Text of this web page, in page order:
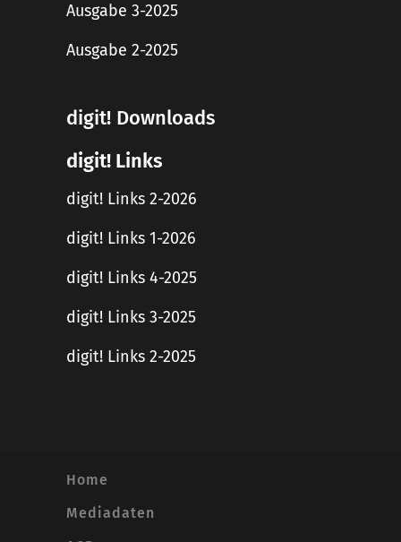
Ausgabe 3-2025
Ausgabe 2-2025
digit! Downloads
digit! Links
digit! Links 2-2026
digit! Links 1-2026
digit! Links 4-2025
digit! Links 3-2025
digit! Links 2-2025
Home
Mediadaten